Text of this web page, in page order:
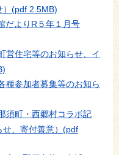
(pdf 2.5MB)
だよりR５年１月号
営住宅等のお知らせ、イ
種参加者募集等のお知ら
須町・西郷村コラボ記
、寄付善意） (pdf